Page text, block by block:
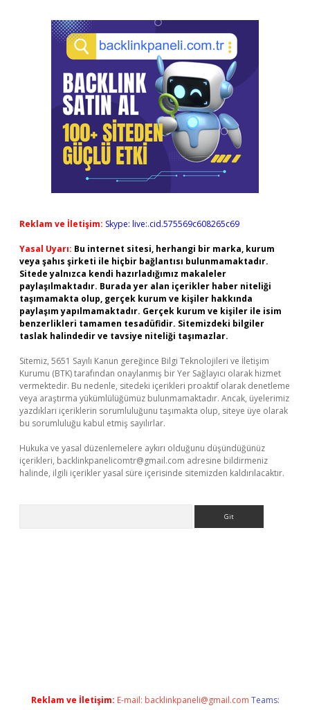
Reklam ve İletişim: Skype: live:.cid.575569c608265c69
Yasal Uyarı: Bu internet sitesi, herhangi bir marka, kurum
veya şahıs şirketi ile hiçbir bağlantısı bulunmamaktadır.
Sitede yalnızca kendi hazırladığımız makaleler
paylaşılmaktadır. Burada yer alan içerikler haber niteliği
taşımamakta olup, gerçek kurum ve kişiler hakkında
paylaşım yapılmamaktadır. Gerçek kurum ve kişiler ile isim
benzerlikleri tamamen tesadüfidir. Sitemizdeki bilgiler
taslak halindedir ve tavsiye niteliği taşımazlar.
Sitemiz, 5651 Sayılı Kanun gereğince Bilgi Teknolojileri ve İletişim
Kurumu (BTK) tarafından onaylanmış bir Yer Sağlayıcı olarak hizmet
vermektedir. Bu nedenle, sitedeki içerikleri proaktif olarak denetleme
veya araştırma yükümlülüğümüz bulunmamaktadır. Ancak, üyelerimiz
yazdıkları içeriklerin sorumluluğunu taşımakta olup, siteye üye olarak
bu sorumluluğu kabul etmiş sayılırlar.
Hukuka ve yasal düzenlemelere aykırı olduğunu düşündüğünüz
içerikleri, backlinkpanelicomtr@gmail.com adresine bildirmeniz
halinde, ilgili içerikler yasal süre içerisinde sitemizden kaldırılacaktır.
Reklam ve İletişim: E-mail: backlinkpaneli@gmail.com Teams: